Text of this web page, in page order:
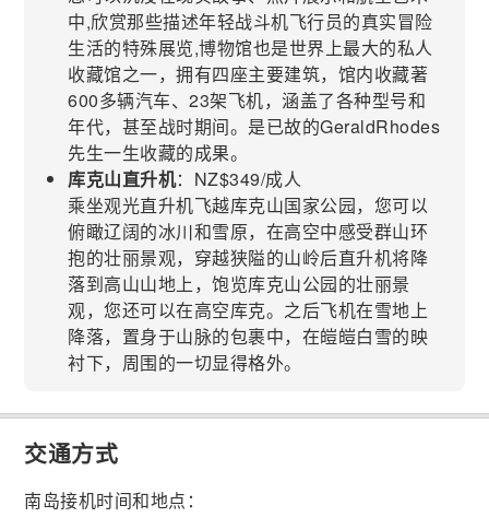
中,欣赏那些描述年轻战斗机飞行员的真实冒险
生活的特殊展览,博物馆也是世界上最大的私人
收藏馆之一，拥有四座主要建筑，馆内收藏著
600多辆汽车、23架飞机，涵盖了各种型号和
年代，甚至战时期间。是已故的GeraldRhodes
先生一生收藏的成果。
库克山直升机：NZ$349/成人
乘坐观光直升机飞越库克山国家公园，您可以
俯瞰辽阔的冰川和雪原，在高空中感受群山环
抱的壮丽景观，穿越狭隘的山岭后直升机将降
落到高山山地上，饱览库克山公园的壮丽景
观，您还可以在高空库克。之后飞机在雪地上
降落，置身于山脉的包裹中，在皚皚白雪的映
衬下，周围的一切显得格外。
交通方式
南岛接机时间和地点：